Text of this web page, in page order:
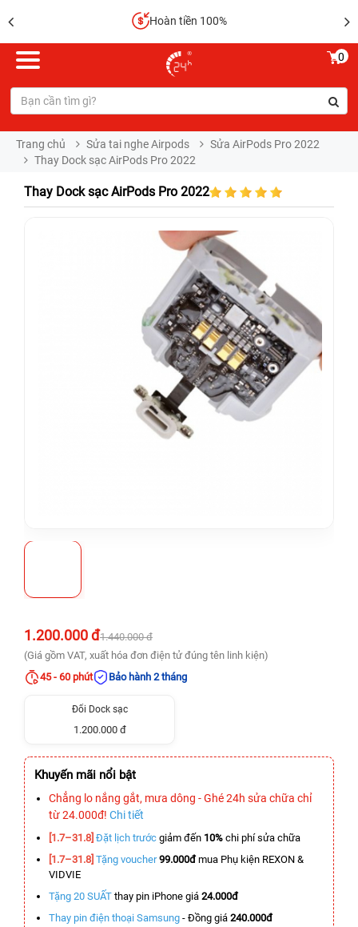
Hoàn tiền 100%
0
Trang chủ Sửa tai nghe Airpods
Sửa AirPods Pro 2022
Thay Dock sạc AirPods Pro 2022
Thay Dock sạc AirPods Pro 2022
1.200.000 đ1.440.000 đ
(Giá gồm VAT, xuất hóa đơn điện tử đúng tên linh kiện)
45 - 60 phút
Bảo hành 2 tháng
Đổi Dock sạc
1.200.000 đ
Khuyến mãi nổi bật
Chẳng lo nắng gắt, mưa dông - Ghé 24h sửa chữa chỉ
từ 24.000đ! Chi tiết
[1.7–31.8] Đặt lịch trước giảm đến 10% chi phí sửa chữa
[1.7–31.8] Tặng voucher 99.000đmua Phụ kiện REXON &
VIDVIE
Tặng 20 SUẤT thay pin iPhone giá 24.000đ
Thay pin điện thoại Samsung - Đồng giá 240.000đ